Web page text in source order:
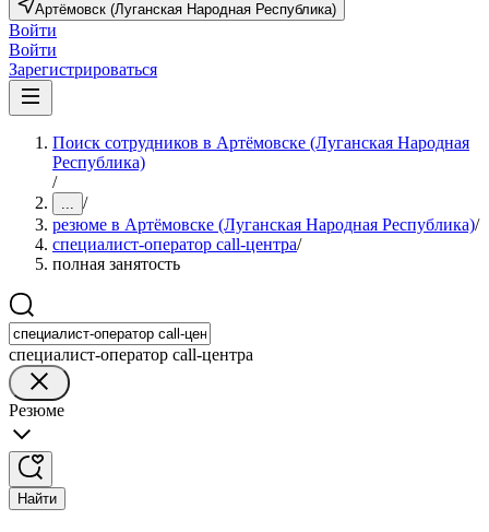
Артёмовск (Луганская Народная Республика)
Войти
Войти
Зарегистрироваться
Поиск сотрудников в Артёмовске (Луганская Народная
Республика)
/
... /
резюме в Артёмовске (Луганская Народная Республика)/
специалист-оператор call-центра/
полная занятость
специалист-оператор call-центра
Резюме
Найти